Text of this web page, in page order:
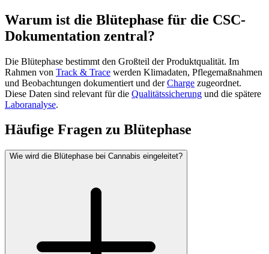
Warum ist die Blütephase für die CSC-
Dokumentation zentral?
Die Blütephase bestimmt den Großteil der Produktqualität. Im
Rahmen von Track & Trace werden Klimadaten, Pflegemaßnahmen
und Beobachtungen dokumentiert und derCharge zugeordnet.
Diese Daten sind relevant für die Qualitätssicherung und die spätere
Laboranalyse.
Häufige Fragen zu Blütephase
Wie wird die Blütephase bei Cannabis eingeleitet?